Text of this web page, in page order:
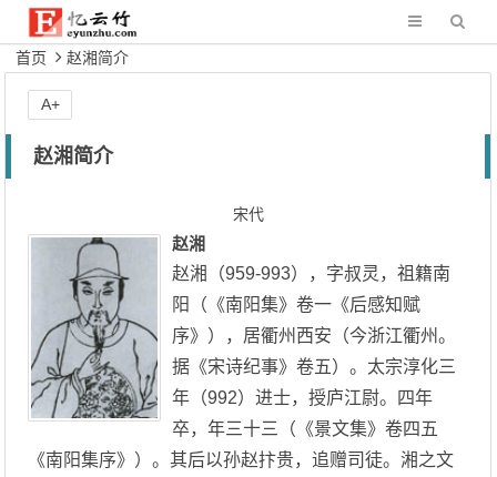
首页 赵湘简介
赵湘简介
宋代
赵湘
赵湘（959-993），字叔灵，祖籍南
阳（《南阳集》卷一《后感知赋
序》），居衢州西安（今浙江衢州。
据《宋诗纪事》卷五）。太宗淳化三
年（992）进士，授庐江尉。四年
卒，年三十三（《景文集》卷四五
《南阳集序》）。其后以孙赵抃贵，追赠司徒。湘之文
A+